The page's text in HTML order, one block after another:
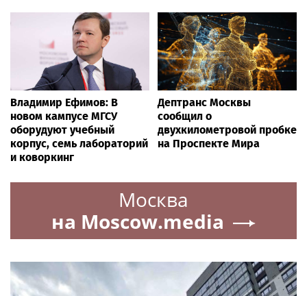
Владимир Ефимов: В
новом кампусе МГСУ
оборудуют учебный
корпус, семь лабораторий
и коворкинг
Дептранс Москвы
сообщил о
двухкилометровой пробке
на Проспекте Мира
Москва
на Moscow.media